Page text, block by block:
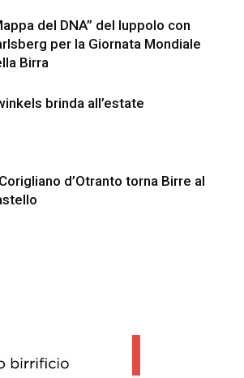
del DNA” del luppolo con
per la Giornata Mondiale
Birra
brinda all’estate
d’Otranto torna Birre al